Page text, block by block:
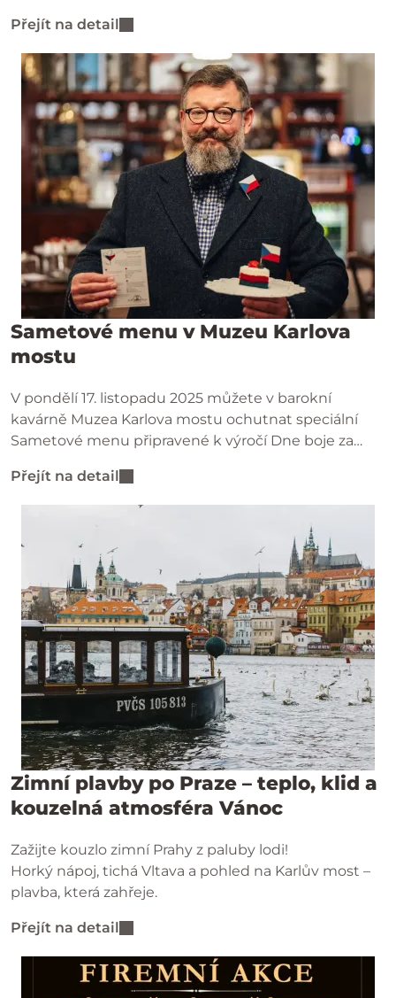
Přejít na detail
Sametové menu v Muzeu Karlova
mostu
V pondělí 17. listopadu 2025 můžete v barokní
kavárně Muzea Karlova mostu ochutnat speciální
Sametové menu připravené k výročí Dne boje za
svaté Anežky České.
Přejít na detail
Zimní plavby po Praze – teplo, klid a
kouzelná atmosféra Vánoc
Zažijte kouzlo zimní Prahy z paluby lodi!
Horký nápoj, tichá Vltava a pohled na Karlův most –
plavba, která zahřeje.
Přejít na detail